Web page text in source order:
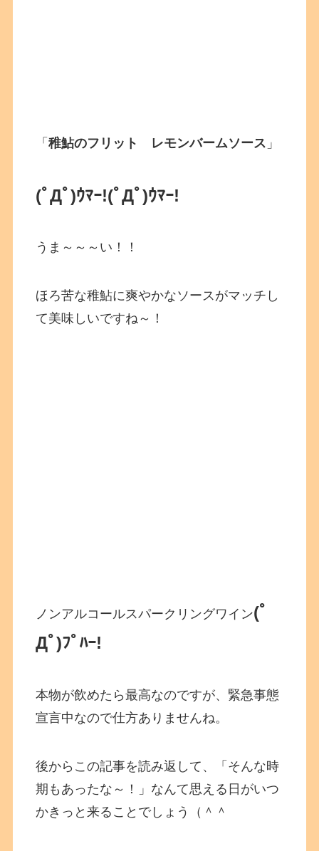
「稚鮎のフリット レモンバームソース 」
(ﾟДﾟ)ｳﾏｰ!(ﾟДﾟ)ｳﾏｰ!
うま～～～い！！
ほろ苦な稚鮎に爽やかなソースがマッチし
て美味しいですね～！
ノンアルコールスパークリングワイン(ﾟ
Дﾟ)ﾌﾟﾊｰ!
本物が飲めたら最高なのですが、緊急事態
宣言中なので仕方ありませんね。
後からこの記事を読み返して、「そんな時
期もあったな～！」なんて思える日がいつ
かきっと来ることでしょう（＾＾